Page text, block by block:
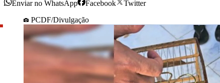
Enviar no WhatsApp Facebook
Twitter
PCDF/Divulgação